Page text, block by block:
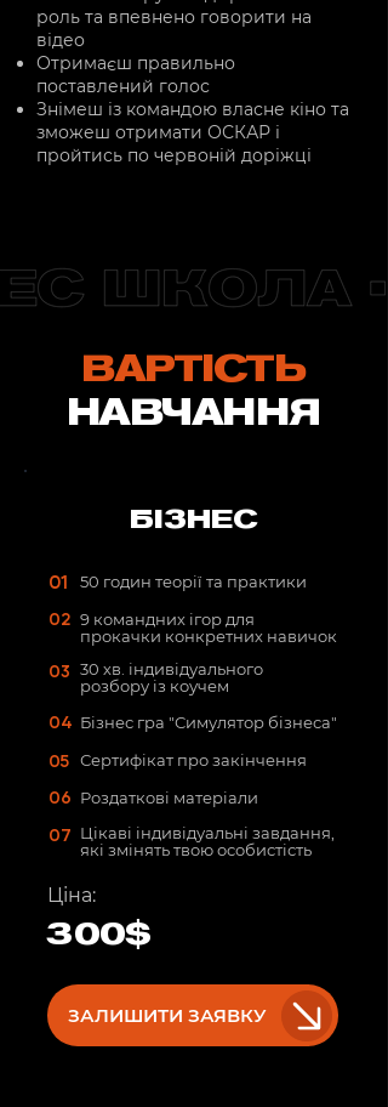
роль та впевнено говорити на
відео
Отримаєш правильно
поставлений голос
Знімеш із командою власне кіно та
зможеш отримати ОСКАР і
пройтись по червоній доріжці
ВАРТІСТЬ
НАВЧАННЯ
БІЗНЕС
01 50 годин теорії та практики
02 9 командних ігор для
прокачки конкретних навичок
03 30 хв. індивідуального
розбору із коучем
04 Бізнес гра "Симулятор бізнеса"
05 Сертифікат про закінчення
06 Роздаткові матеріали
07 Цікаві індивідуальні завдання,
які змінять твою особистість
Ціна:
300$
ЗАЛИШИТИ ЗАЯВКУ